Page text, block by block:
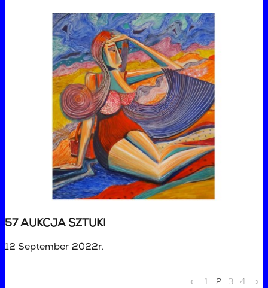
57 AUKCJA SZTUKI
12 September 2022r.
« 1 2 3 4 »